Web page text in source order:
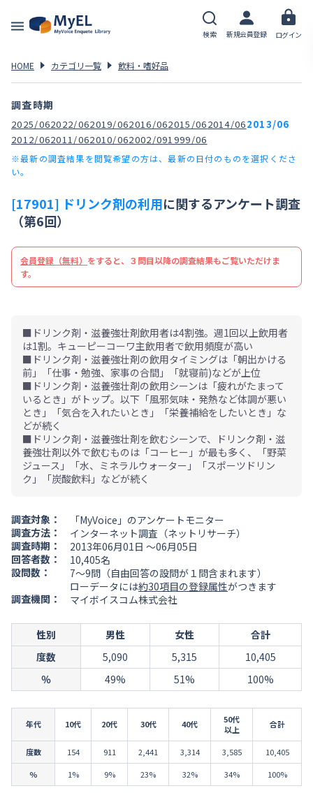
検索 新規会員登録 ログイン
HOME カテゴリ一覧 飲料・嗜好品
調査時期
2025/062022/062019/062016/062015/062014/062013/06
2012/062011/062010/062002/091999/06
※最新の調査結果を閲覧希望の方は、最新の日付のものを選択くださ
い。
[17901] ドリンク剤の利用に関するアンケート調査
（第6回）
会員登録（無料） をすると、３問目以降の調査結果もご覧いただけま
す。
■ドリンク剤・滋養強壮剤飲用者は4割強。週1回以上飲用者
は1割。キューピーコーワ主飲用者で飲用頻度が高い
■ドリンク剤・滋養強壮剤の飲用タイミングは「朝出かける
前」「仕事・勉強、家事の合間」「就寝前)などが上位
■ドリンク剤・滋養強壮剤の飲用シーンは「疲れがたまって
いるとき」がトップ。以下「風邪気味・発熱など体調が悪い
とき」「気合を入れたいとき」「栄養補給をしたいとき」な
どが続く
■ドリンク剤・滋養強壮剤を飲むシーンで、ドリンク剤・滋
養強壮剤以外で飲むものは「コーヒー」が最も多く、「野菜
ジュース」「水、ミネラルウォーター」「スポーツドリン
ク」「炭酸飲料」などが続く
調査対象：
「MyVoice」のアンケートモニター
調査方法：
インターネット調査（ネットリサーチ）
調査時期：
2013年06月01日 ～06月05日
回答者数：
10,405名
設問数：
7～9問（自由回答の設問が１問含まれます）
ローデータには約30項目の登録属性がつきます
調査機関：
マイボイスコム株式会社
性別 男性 女性
合計
度数
5,090 5,315
10,405
％
49% 51% 100%
年代 10代 20代 30代 40代
50代
以上
合計
度数 154 911 2,441 3,314 3,585
10,405
％
1% 9% 23% 32% 34% 100%